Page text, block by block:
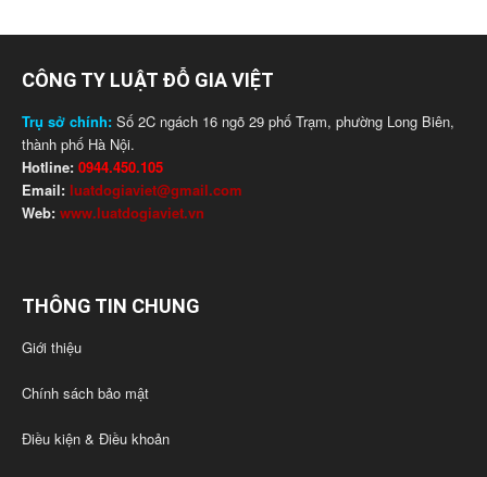
CÔNG TY LUẬT ĐỖ GIA VIỆT
Trụ sở chính: Số 2C ngách 16 ngõ 29 phố Trạm, phường Long Biên,
thành phố Hà Nội.
Hotline: 0944.450.105
Email: luatdogiaviet@gmail.com
Web: www.luatdogiaviet.vn
THÔNG TIN CHUNG
Giới thiệu
Chính sách bảo mật
Điều kiện & Điều khoản